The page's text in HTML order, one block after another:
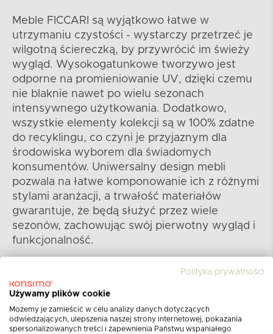
Meble FICCARI są wyjątkowo łatwe w
utrzymaniu czystości - wystarczy przetrzeć je
wilgotną ściereczką, by przywrócić im świeży
wygląd. Wysokogatunkowe tworzywo jest
odporne na promieniowanie UV, dzięki czemu
nie blaknie nawet po wielu sezonach
intensywnego użytkowania. Dodatkowo,
wszystkie elementy kolekcji są w 100% zdatne
do recyklingu, co czyni je przyjaznym dla
środowiska wyborem dla świadomych
konsumentów. Uniwersalny design mebli
pozwala na łatwe komponowanie ich z różnymi
stylami aranżacji, a trwałość materiałów
gwarantuje, że będą służyć przez wiele
sezonów, zachowując swój pierwotny wygląd i
funkcjonalność.
Polityka prywatności
Używamy plików cookie
Możemy je zamieścić w celu analizy danych dotyczących
odwiedzających, ulepszenia naszej strony internetowej, pokazania
spersonalizowanych treści i zapewnienia Państwu wspaniałego